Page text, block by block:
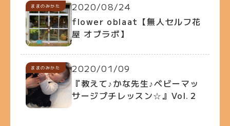
ままのみかた
2020/08/24
flower oblaat【無人セルフ花
屋 オブラボ】
ままのみかた
2020/01/09
『教えて♪かな先生♪ベビーマッ
サージプチレッスン☆』Vol.２